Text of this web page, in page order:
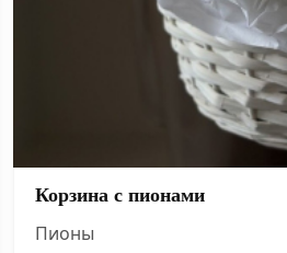
Корзина с пионами
Пионы